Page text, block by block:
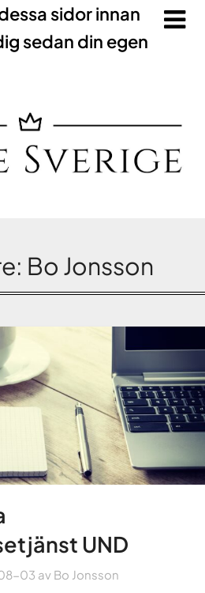
sidor innan
sedan din egen
Bo Jonsson
UND
03 av Bo Jonsson